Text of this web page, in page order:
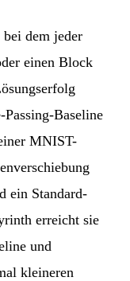
dem jeder
einen Block
Passing-Baseline
MNIST-
ein Standard-
erreicht sie
und
kleineren